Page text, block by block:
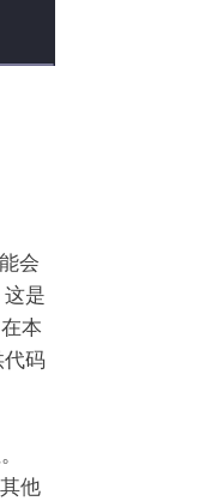
会
是
本
代码
他